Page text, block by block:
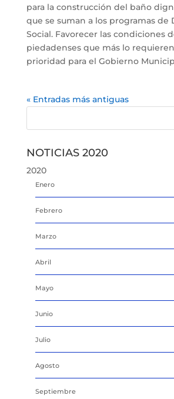
para la construcción del baño
que se suman a los programas de
Social. Favorecer las condiciones
piedadenses que más lo
prioridad para el Gobierno
« Entradas más antiguas
NOTICIAS 2020
2020
Enero
Febrero
Marzo
Abril
Mayo
Junio
Julio
Agosto
Septiembre